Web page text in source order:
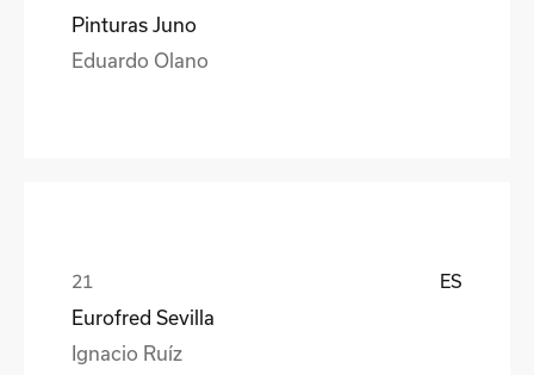
Pinturas Juno
Eduardo Olano
ES
Eurofred Sevilla
Ignacio Ruíz